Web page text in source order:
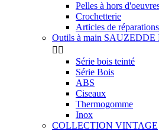
Pelles à hors
Crochetterie
Articles de réparations
Outils à main SAUZEDDE
 
Série bois teinté
Série Bois
ABS
Ciseaux
Thermogomme
Inox
COLLECTION VINTAGE